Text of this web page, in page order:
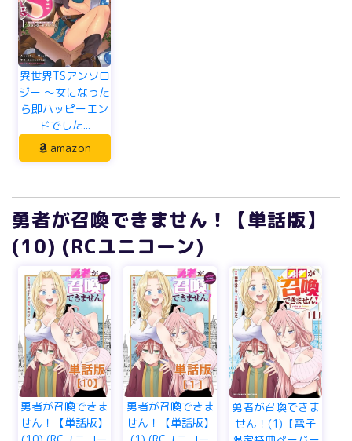
異世界TSアンソロ
ジー ～女になった
ら即ハッピーエン
ドでした...
amazon
勇者が召喚できません！【単話版】
(10) (RCユニコーン)
勇者が召喚できま
せん！【単話版】
勇者が召喚できま
せん！【単話版】
勇者が召喚できま
せん！(1)【電子